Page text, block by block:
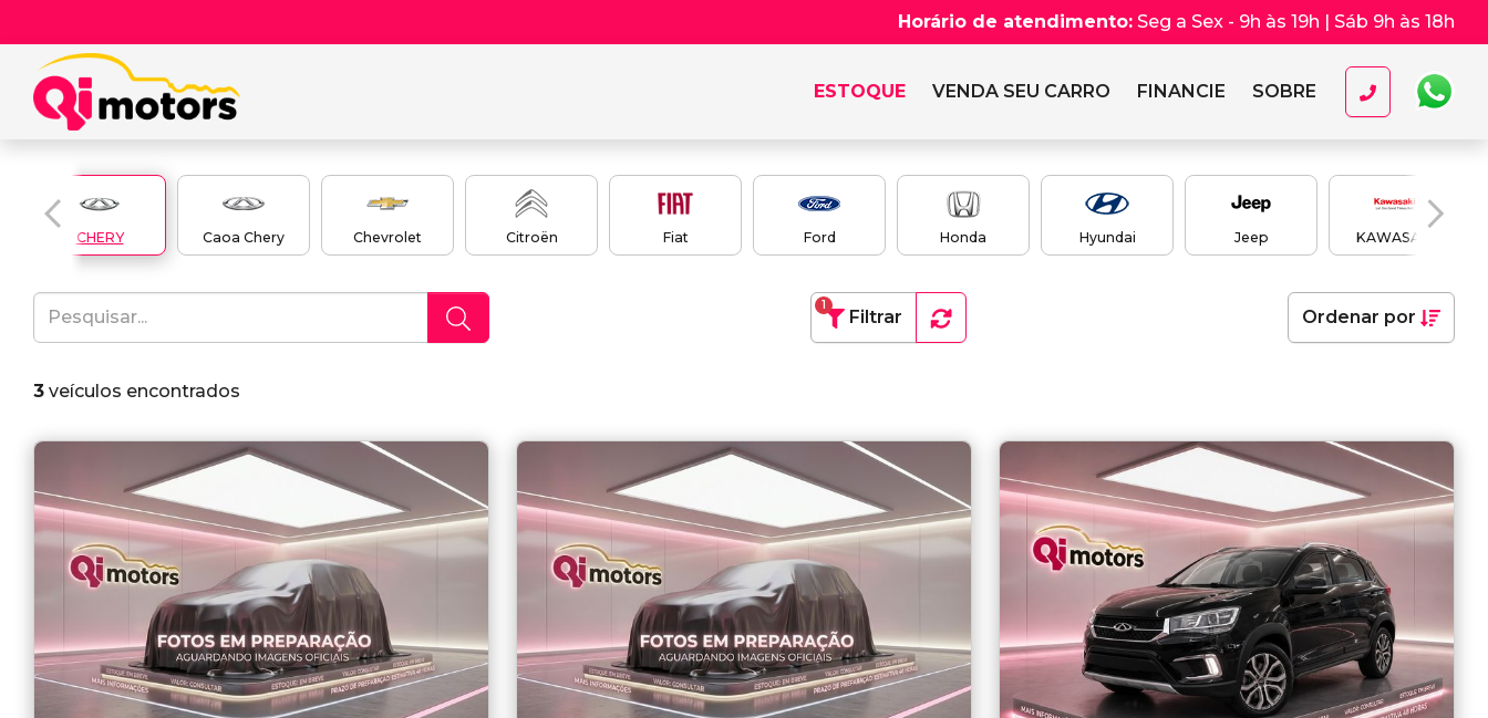
Horário de atendimento: Seg a Sex - 9h às 19h | Sáb 9h às 18h
ESTOQUE VENDA SEU CARRO FINANCIE SOBRE
CHERY Caoa Chery Chevrolet Citroën Fiat Ford Honda Hyundai Jeep KAWASAKI
Filtrar
1
Ordenar por
3 veículos encontrados